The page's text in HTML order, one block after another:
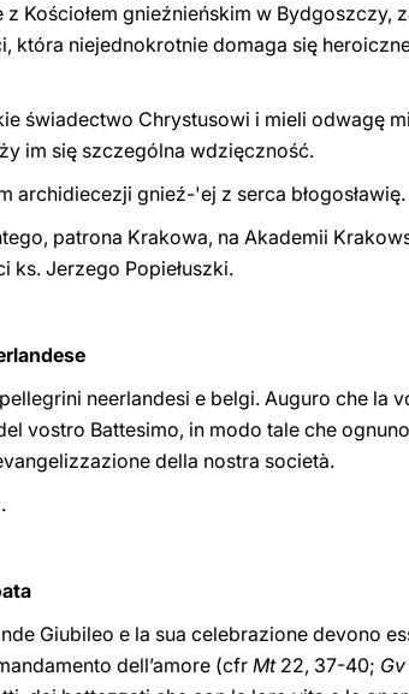
Kościołem gnieźnieńskim w Bydgoszczy,
która niejednokrotnie domaga się
świadectwo Chrystusowi i mieli odwagę
im się szczególna wdzięczność.
archidiecezji gnieź-'ej z serca błogosławię.
patrona Krakowa, na Akademii
ks. Jerzego Popiełuszki.
neerlandesi e belgi. Auguro che la
vostro Battesimo, in modo tale che
della nostra società.
Giubileo e la sua celebrazione devono
dell’amore (cfrMt22, 37-40; Gv